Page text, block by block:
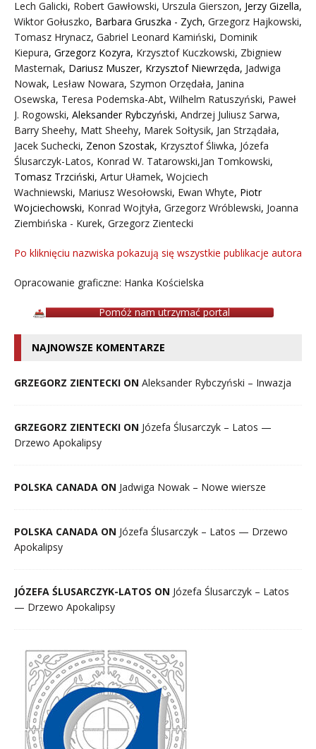
Lech Galicki, Robert Gawłowski, Urszula Gierszon, Jerzy Gizella,
Wiktor Gołuszko, Barbara Gruszka - Zych, Grzegorz Hajkowski,
Tomasz Hrynacz, Gabriel Leonard Kamiński, Dominik
Kiepura, Grzegorz Kozyra, Krzysztof Kuczkowski, Zbigniew
Masternak, Dariusz Muszer, Krzysztof Niewrzęda, Jadwiga
Nowak, Lesław Nowara, Szymon Orzędała, Janina
Osewska, Teresa Podemska-Abt, Wilhelm Ratuszyński, Paweł
J. Rogowski, Aleksander Rybczyński, Andrzej Juliusz Sarwa,
Barry Sheehy, Matt Sheehy, Marek Sołtysik, Jan Strządała,
Jacek Suchecki, Zenon Szostak, Krzysztof Śliwka, Józefa
Ślusarczyk-Latos, Konrad W. Tatarowski,Jan Tomkowski,
Tomasz Trzciński, Artur Ułamek, Wojciech
Wachniewski, Mariusz Wesołowski, Ewan Whyte, Piotr
Wojciechowski, Konrad Wojtyła, Grzegorz Wróblewski, Joanna
Ziembińska - Kurek, Grzegorz Zientecki
Po kliknięciu nazwiska pokazują się wszystkie publikacje autora
Opracowanie graficzne: Hanka Kościelska
Pomóż nam utrzymać portal
NAJNOWSZE KOMENTARZE
GRZEGORZ ZIENTECKI ON Aleksander Rybczyński – Inwazja
GRZEGORZ ZIENTECKI ON Józefa Ślusarczyk – Latos —
Drzewo Apokalipsy
POLSKA CANADA ON Jadwiga Nowak – Nowe wiersze
POLSKA CANADA ON Józefa Ślusarczyk – Latos — Drzewo
Apokalipsy
JÓZEFA ŚLUSARCZYK-LATOS ON Józefa Ślusarczyk – Latos
— Drzewo Apokalipsy